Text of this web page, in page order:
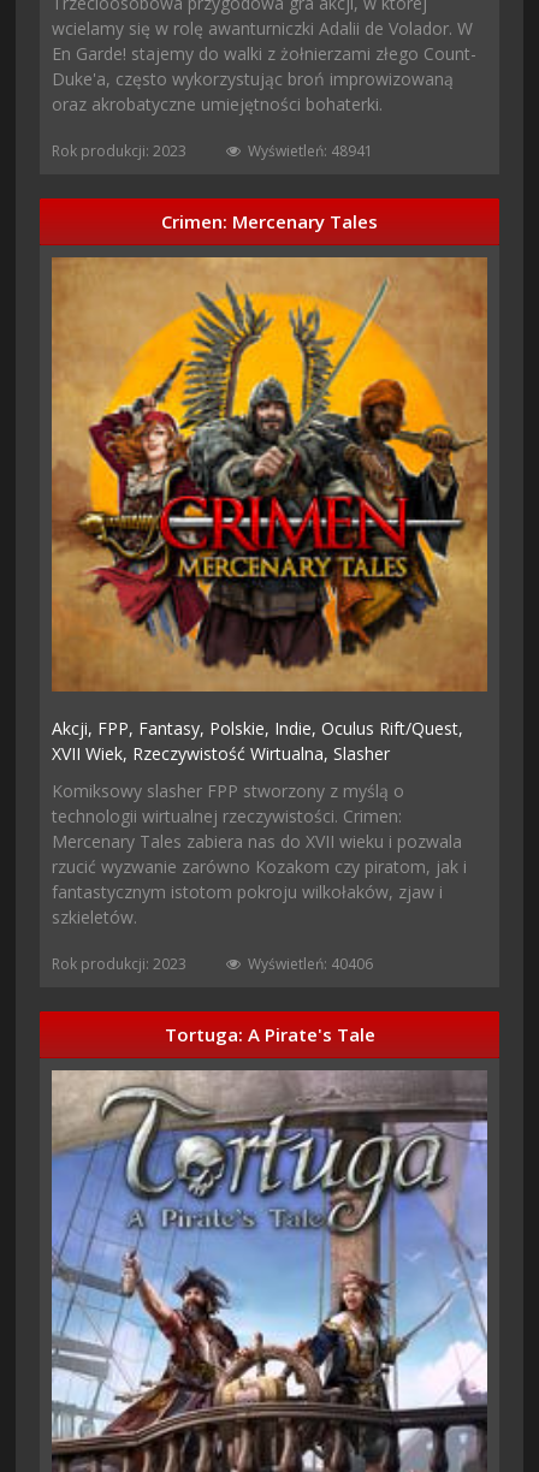
wcielamy się w rolę awanturniczki Adalii de Volador. W
En Garde! stajemy do walki z żołnierzami złego Count-
Duke'a, często wykorzystując broń improwizowaną
oraz akrobatyczne umiejętności bohaterki.
Rok produkcji: 2023 Wyświetleń: 48941
Crimen: Mercenary Tales
Akcji, FPP, Fantasy, Polskie, Indie,Oculus Rift/Quest,
XVII Wiek, Rzeczywistość Wirtualna,Slasher
Komiksowy slasher FPP stworzony z myślą o
technologii wirtualnej rzeczywistości. Crimen:
Mercenary Tales zabiera nas do XVII wieku i pozwala
rzucić wyzwanie zarówno Kozakom czy piratom, jak i
fantastycznym istotom pokroju wilkołaków, zjaw i
szkieletów.
Rok produkcji: 2023 Wyświetleń: 40406
Tortuga: A Pirate's Tale